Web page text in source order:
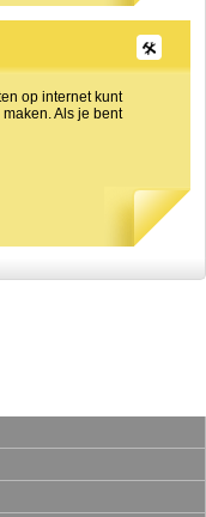
op internet kunt
Als je bent